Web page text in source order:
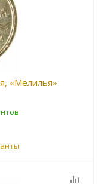
«Мелилья»